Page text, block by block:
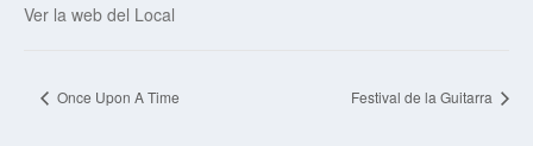
Ver la web del Local
Once Upon A Time Festival de la Guitarra